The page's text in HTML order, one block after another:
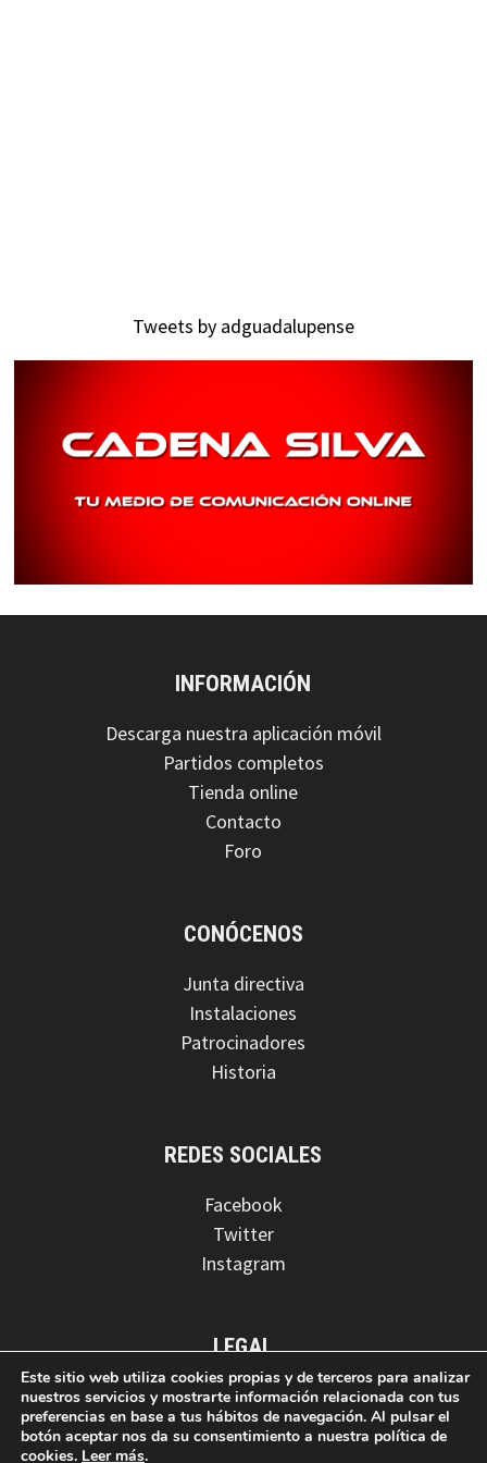
Tweets by adguadalupense
INFORMACIÓN
Descarga nuestra aplicación móvil
Partidos completos
Tienda online
Contacto
Foro
CONÓCENOS
Junta directiva
Instalaciones
Patrocinadores
Historia
REDES SOCIALES
Facebook
Twitter
Instagram
LEGAL
Aviso legal
Política de privacidad
Este sitio web utiliza cookies propias y de terceros para analizar
nuestros servicios y mostrarte información relacionada con tus
preferencias en base a tus hábitos de navegación. Al pulsar el
botón aceptar nos da su consentimiento a nuestra política de
cookies. Leer más.